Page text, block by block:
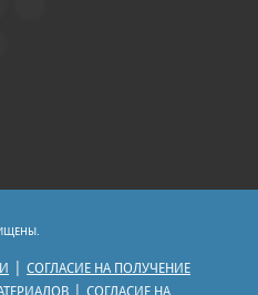
СОГЛАСИЕ НА ПОЛУЧЕНИЕ
СОГЛАСИЕ НА